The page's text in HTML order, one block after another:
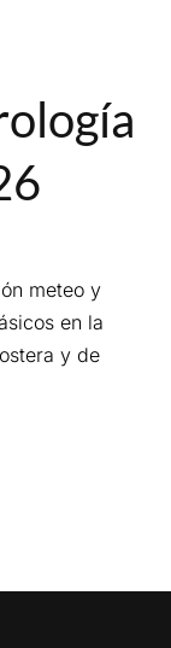
meteo y
en la
y de